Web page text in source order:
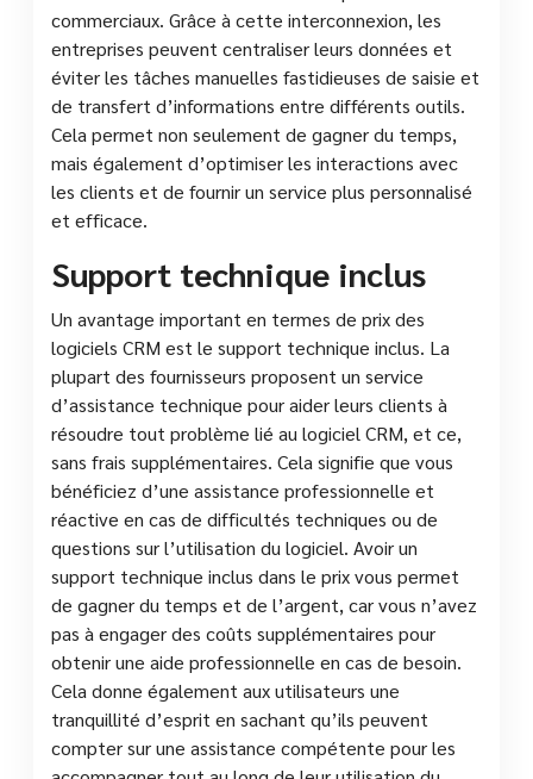
commerciaux. Grâce à cette interconnexion, les
entreprises peuvent centraliser leurs données et
éviter les tâches manuelles fastidieuses de saisie et
de transfert d’informations entre différents outils.
Cela permet non seulement de gagner du temps,
mais également d’optimiser les interactions avec
les clients et de fournir un service plus personnalisé
et efficace.
Support technique inclus
Un avantage important en termes de prix des
logiciels CRM est le support technique inclus. La
plupart des fournisseurs proposent un service
d’assistance technique pour aider leurs clients à
résoudre tout problème lié au logiciel CRM, et ce,
sans frais supplémentaires. Cela signifie que vous
bénéficiez d’une assistance professionnelle et
réactive en cas de difficultés techniques ou de
questions sur l’utilisation du logiciel. Avoir un
support technique inclus dans le prix vous permet
de gagner du temps et de l’argent, car vous n’avez
pas à engager des coûts supplémentaires pour
obtenir une aide professionnelle en cas de besoin.
Cela donne également aux utilisateurs une
tranquillité d’esprit en sachant qu’ils peuvent
compter sur une assistance compétente pour les